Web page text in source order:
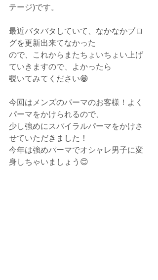
テージ)です。
最近バタバタしていて、なかなかブロ
グを更新出来てなかった
ので、これからまたちょいちょい上げ
ていきますので、よかったら
覗いてみてください😁
今回はメンズのパーマのお客様！よく
パーマをかけられるので、
少し強めにスパイラルパーマをかけさ
せていただきました！
今年は強めパーマでオシャレ男子に変
身しちゃいましょう😊